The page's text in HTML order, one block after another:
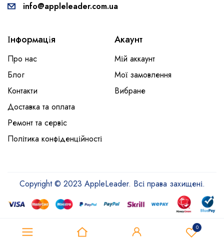
0
info@appleleader.com.ua
Інформація
Про нас
Блог
Контакти
Доставка та оплата
Ремонт та сервіс
Політика конфіденційності
Акаунт
Мій аккаунт
Мої замовлення
Вибране
Copyright © 2023 AppleLeader. Всі права захищені.